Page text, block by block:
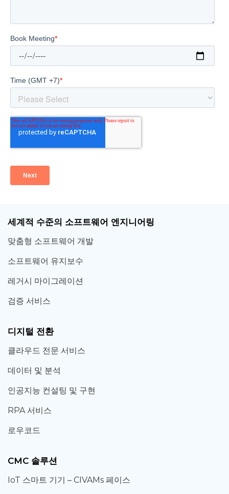
세계적 수준의 소프트웨어 엔지니어링
맞춤형 소프트웨어 개발
소프트웨어 유지보수
레거시 마이그레이션
검증 서비스
디지털 전환
클라우드 전문 서비스
데이터 및 분석
인공지능 컨설팅 및 구현
RPA 서비스
로우코드
CMC 솔루션
IoT 스마트 기기 – CIVAMs 페이스